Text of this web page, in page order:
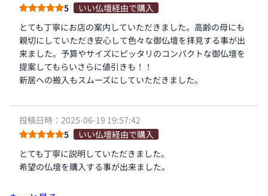
5
いい仏壇経由で購入
とても丁寧にお店の案内していただきました。高齢の母にも
親切にしていただき安心して色々な御仏壇を拝見する事が出
来ました。予算やサイズにピッタリのコンパクトな御仏壇を
提案してもらいさらに値引きも！！
新居への搬入もスムーズにしていただきました。
投稿日時：2025-06-19 19:57:42
5
いい仏壇経由で購入
とても丁寧に説明していただきました。
希望の仏壇を購入する事が出来ました。